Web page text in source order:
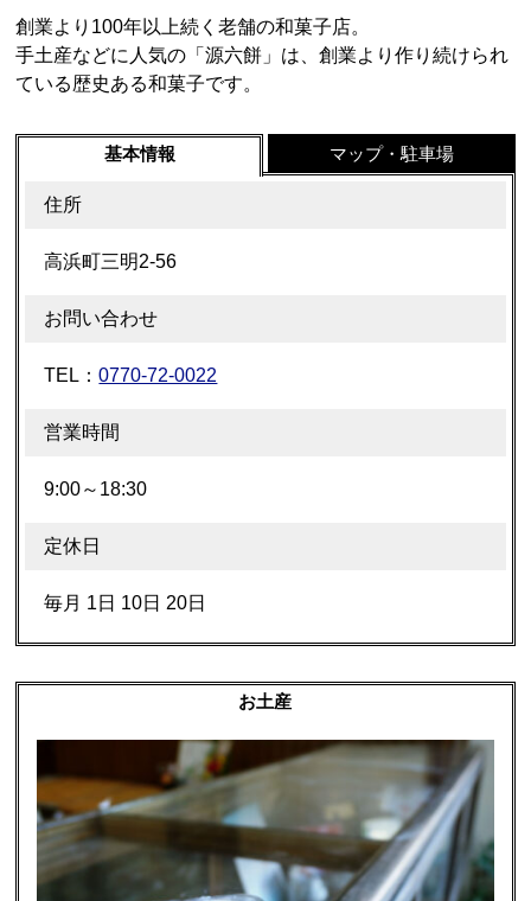
創業より100年以上続く老舗の和菓子店。
手土産などに人気の「源六餅」は、創業より作り続けられ
ている歴史ある和菓子です。
基本情報 マップ・駐車場
住所
高浜町三明2-56
お問い合わせ
TEL：0770-72-0022
営業時間
9:00～18:30
定休日
毎月 1日 10日 20日
お土産